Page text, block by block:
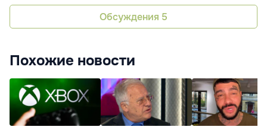
Обсуждения 5
Похожие новости